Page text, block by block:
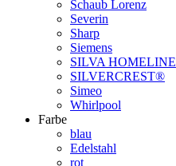
Schaub Lorenz
Severin
Sharp
Siemens
SILVA HOMELINE
SILVERCREST®
Simeo
Whirlpool
Farbe
blau
Edelstahl
rot